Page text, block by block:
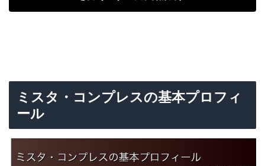
ミスタ・コンプレスの基本プロフィ
ール